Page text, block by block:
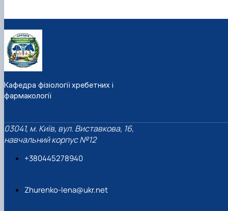
Кафедра фізіології хребетних і
фармакології
03041, м. Київ, вул. Виставкова, 16,
навчальний корпус №12
+380445278940
Zhurenko-lena@ukr.net